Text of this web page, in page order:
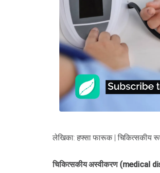
लेखिका: हफ्सा फारूक | चिकित्सकीय
चिकित्सकीय अस्वीकरण (medical